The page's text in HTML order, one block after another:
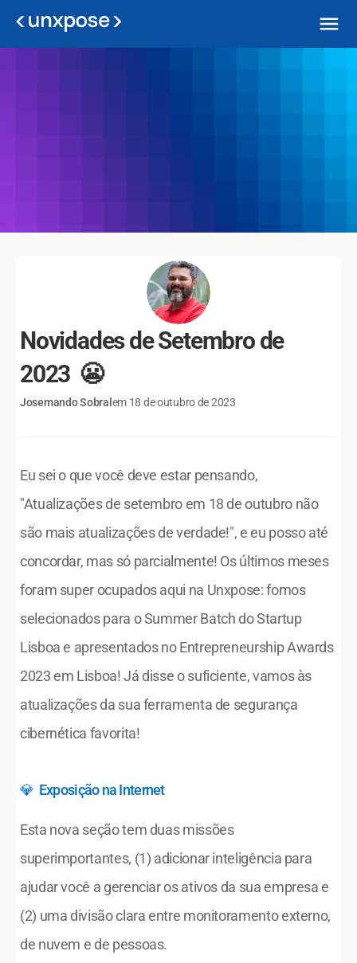
Confira as melhorias realizadas em nossa
Novidades de Setembro de
2023  😬
Josemando Sobral em 18 de outubro de 2023
Eu sei o que você deve estar pensando,
"Atualizações de setembro em 18 de outubro não
são mais atualizações de verdade!", e eu posso até
concordar, mas só parcialmente! Os últimos meses
foram super ocupados aqui na Unxpose: fomos
selecionados para o Summer Batch do Startup
Lisboa e apresentados no Entrepreneurship Awards
2023 em Lisboa! Já disse o suficiente, vamos às
atualizações da sua ferramenta de segurança
cibernética favorita!
💎  Exposição na Internet
Esta nova seção tem duas missões
superimportantes, (1) adicionar inteligência para
ajudar você a gerenciar os ativos da sua empresa e
(2) uma divisão clara entre monitoramento externo,
de nuvem e de pessoas.